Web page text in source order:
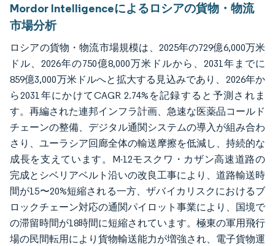
Mordor Intelligenceによるロシアの貨物・物流
市場分析
ロシアの貨物・物流市場規模は、2025年の729億6,000万米
ドル、2026年の750億8,000万米ドルから、2031年までに
859億3,000万米ドルへと拡大する見込みであり、2026年か
ら2031年にかけてCAGR 2.74%を記録すると予測されま
す。再編された連邦インフラ計画、急速な医薬品コールド
チェーンの整備、デジタル通関システムの導入が組み合わ
さり、ユーラシア回廊全体の輸送摩擦を低減し、持続的な
成長を支えています。M-12モスクワ・カザン高速道路の
完成とシベリアベルト沿いの改良工事により、道路輸送時
間が15〜20%短縮される一方、ザバイカリスクにおけるブ
ロックチェーン対応の通関パイロット事業により、国境で
の滞留時間が18時間に短縮されています。極東の軍用飛行
場の民間転用により貨物輸送能力が増強され、電子貨物運